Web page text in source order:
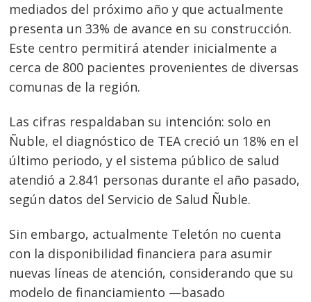
mediados del próximo año y que actualmente
presenta un 33% de avance en su construcción.
Este centro permitirá atender inicialmente a
cerca de 800 pacientes provenientes de diversas
comunas de la región.
Las cifras respaldaban su intención: solo en
Ñuble, el diagnóstico de TEA creció un 18% en el
último periodo, y el sistema público de salud
atendió a 2.841 personas durante el año pasado,
según datos del Servicio de Salud Ñuble.
Sin embargo, actualmente Teletón no cuenta
con la disponibilidad financiera para asumir
nuevas líneas de atención, considerando que su
modelo de financiamiento —basado
Navegación
de
entradas